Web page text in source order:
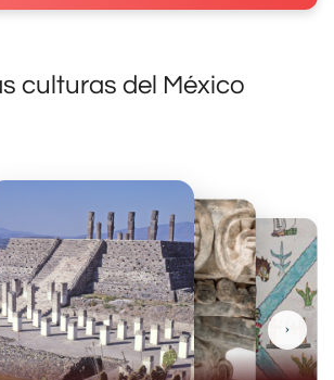
culturas del México
›